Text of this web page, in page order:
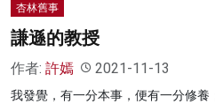
杏林舊事
謙遜的教授
作者: 許嫣 2021-11-13
我發覺，有一分本事，便有一分修